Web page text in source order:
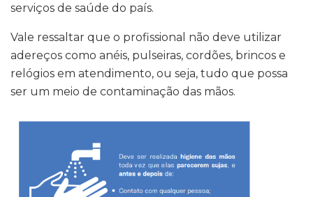
serviços de saúde do país.
Vale ressaltar que o profissional não deve utilizar
adereços como anéis, pulseiras, cordões, brincos e
relógios em atendimento, ou seja, tudo que possa
ser um meio de contaminação das mãos.